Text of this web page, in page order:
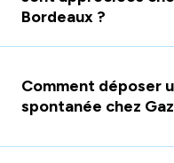
Bordeaux ?
Comment déposer
spontanée chez